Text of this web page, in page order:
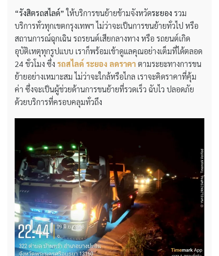
“รังสิตรถสไลด์” ให้บริการขนย้ายข้ามจังหวัดระยอง รวม
บริการทั่วทุกเขตกรุงเทพฯ ไม่ว่าจะเป็นการขนย้ายทั่วไป หรือ
สถานการณ์ฉุกเฉิน รถรยนต์เสียกลางทาง หรือ รถยนต์เกิด
อุบัติเหตุทุกรูปแบบ เราก็พร้อมเข้าดูแลคุณอย่างเต็มที่ได้ตลอด
24 ชั่วโมง ซึ่ง รถสไลด์ ระยอง ลดราคาตามระยะทางการขน
ย้ายอย่างเหมาะสม ไม่ว่าจะใกล้หรือไกล เราจะคิดราคาที่คุ้ม
ค่า ซึ่งจะเป็นผู้ช่วยด้านการขนย้ายที่รวดเร็ว ฉับไว ปลอดภัย
ด้วยบริการที่ครอบคลุมทั่วถึง